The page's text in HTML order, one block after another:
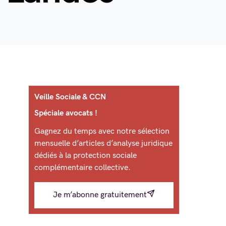
Veille Sociale & CCN
Spéciale avocats !
Gagnez du temps avec notre sélection
mensuelle d’articles d’analyse juridique
dédiés à la protection sociale
complémentaire collective.
Je m’abonne gratuitement